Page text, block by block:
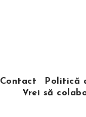
Contact Politică
Vrei să